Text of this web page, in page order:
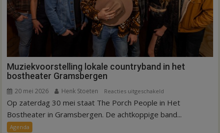
Muziekvoorstelling lokale countryband in het
bostheater Gramsbergen
20 mei 2026 Henk Stoeten Reacties uitgeschakeld
Muziekvoorstelling
lokale
Op zaterdag 30 mei staat The Porch People in Het
Bostheater in Gramsbergen. De achtkoppige band...
Agenda